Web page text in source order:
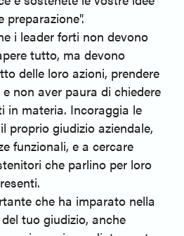
preparazione".
i leader forti non devono
tutto, ma devono
delle loro azioni, prendere
non aver paura di chiedere
in materia. Incoraggia le
proprio giudizio aziendale,
funzionali, e a cercare
che parlino per loro
che ha imparato nella
tuo giudizio, anche